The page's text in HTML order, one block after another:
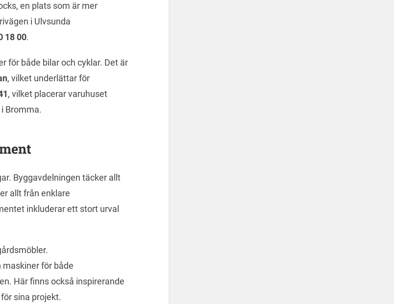
en plats som är mer
i Ulvsunda
18 00.
för både bilar och cyklar. Det är
, vilket underlättar för
, vilket placerar varuhuset
Bromma.
Byggavdelningen täcker allt
allt från enklare
inkluderar ett stort urval
för både
Här finns också inspirerande
sina projekt.